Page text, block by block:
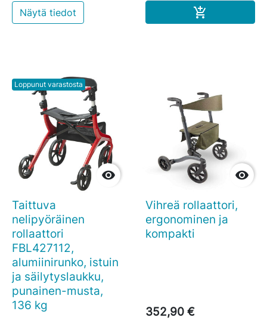
Näytä tiedot 
Loppunut varastosta

Taittuva
nelipyöräinen
rollaattori
FBL427112,
alumiinirunko, istuin
ja säilytyslaukku,
punainen-musta,
136 kg

Vihreä rollaattori,
ergonominen ja
kompakti
352,90 €